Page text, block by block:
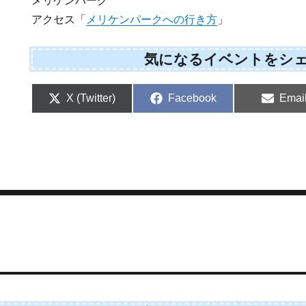
アクセス「 メリケンパークへの行き方 」
気になるイベントをシ
Share
X (Twitter)
Share
Facebook